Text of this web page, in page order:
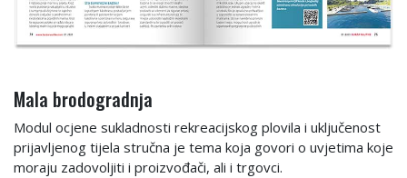
Mala brodogradnja
Modul ocjene sukladnosti rekreacijskog plovila i uključenost
prijavljenog tijela stručna je tema koja govori o uvjetima koje
moraju zadovoljiti i proizvođači, ali i trgovci.